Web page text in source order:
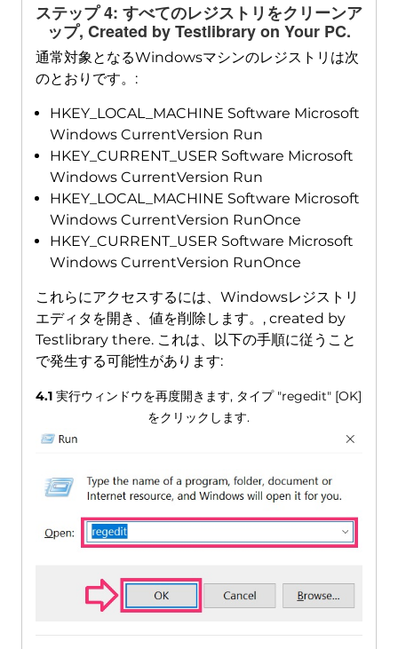
ステップ 4: すべてのレジストリをクリーンア
ップ, Created by Testlibrary on Your PC.
通常対象となるWindowsマシンのレジストリは次
のとおりです。:
HKEY_LOCAL_MACHINE Software Microsoft
Windows CurrentVersion Run
HKEY_CURRENT_USER Software Microsoft
Windows CurrentVersion Run
HKEY_LOCAL_MACHINE Software Microsoft
Windows CurrentVersion RunOnce
HKEY_CURRENT_USER Software Microsoft
Windows CurrentVersion RunOnce
これらにアクセスするには、Windowsレジストリ
エディタを開き、値を削除します。, created by
Testlibrary there. これは、以下の手順に従うこと
で発生する可能性があります:
4.1 実行ウィンドウを再度開きます, タイプ "regedit" [OK]
をクリックします.